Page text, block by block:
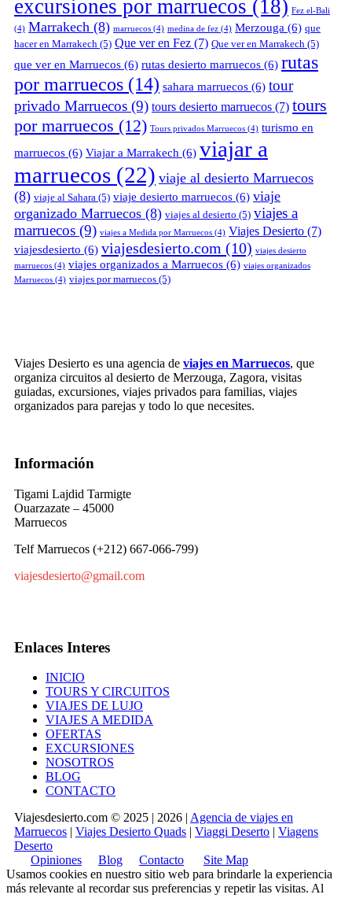
excursiones por marruecos (18) Fez el-Bali
(4) Marrakech (8) marruecos (4) medina de fez (4) Merzouga (6) que
hacer en Marrakech (5) Que ver en Fez (7) Que ver en Marrakech (5)
que ver en Marruecos (6) rutas desierto marruecos (6) rutas
por marruecos (14) sahara marruecos (6) tour
privado Marruecos (9) tours desierto marruecos (7) tours
por marruecos (12) Tours privados Marruecos (4) turismo en
marruecos (6) Viajar a Marrakech (6) viajar a
marruecos (22) viaje al desierto Marruecos
(8) viaje al Sahara (5) viaje desierto marruecos (6) viaje
organizado Marruecos (8) viajes al desierto (5) viajes a
marruecos (9) viajes a Medida por Marruecos (4) Viajes Desierto (7)
viajesdesierto (6) viajesdesierto.com (10) viajes desierto
marruecos (4) viajes organizados a Marruecos (6) viajes organizados
Marruecos (4) viajes por marruecos (5)
Viajes Desierto es una agencia de viajes en Marruecos, que
organiza circuitos al desierto de Merzouga, Zagora, visitas
guiadas, excursiones, viajes privados para familias, viajes
organizados para parejas y todo lo que necesites.
Información
Tigami Lajdid Tarmigte
Ouarzazate – 45000
Marruecos
Telf Marruecos (+212) 667-066-799)
viajesdesierto@gmail.com
Enlaces Interes
INICIO
TOURS Y CIRCUITOS
VIAJES DE LUJO
VIAJES A MEDIDA
OFERTAS
EXCURSIONES
NOSOTROS
BLOG
CONTACTO
Viajesdesierto.com © 2025 | 2026 | Agencia de viajes en
Marruecos | Viajes Desierto Quads | Viaggi Deserto | Viagens
Deserto
Opiniones
Blog Contacto
Site Map
Usamos cookies en nuestro sitio web para brindarle la experiencia
más relevante al recordar sus preferencias y repetir las visitas. Al